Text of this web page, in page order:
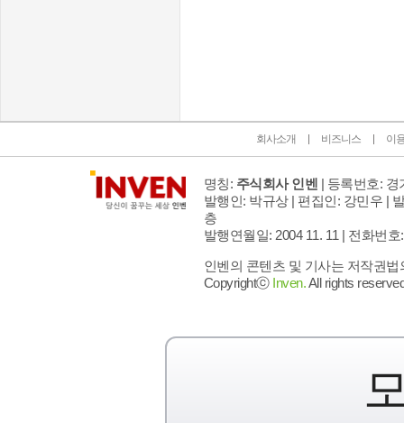
회사소개 비즈니스 이
명칭: 주식회사 인벤 | 등록번호: 경
발행인: 박규상 | 편집인: 강민우 |
층
발행연월일: 2004 11. 11 | 전화번호
인벤의 콘텐츠 및 기사는 저작권
Copyrightⓒ Inven.All rights